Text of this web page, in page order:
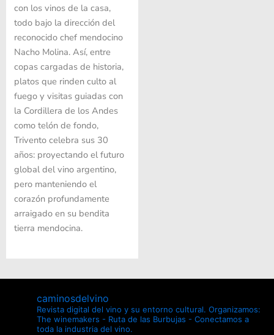
con los vinos de la casa,
todo bajo la dirección del
reconocido chef mendocino
Nacho Molina. Así, entre
copas cargadas de historia,
platos que rinden culto al
fuego y visitas guiadas con
la Cordillera de los Andes
como telón de fondo,
Trivento celebra sus 30
años: proyectando el futuro
global del vino argentino,
pero manteniendo el
corazón profundamente
arraigado en su bendita
tierra mendocina.
caminosdelvino
Revista digital del vino y su entorno cultural. Organizamos:
The winemakers - Ruta de las Burbujas - Conectamos a
toda la industria del vino.